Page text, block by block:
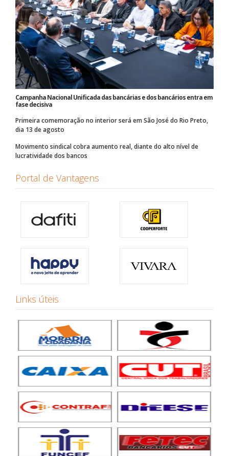
Campanha Nacional Unificada das bancárias e dos bancários entra em
fase decisiva
Primeira comemoração no interior será em São José do Rio Preto,
dia 13 de agosto
Movimento sindical cobra aumento real, diante do alto nível de
lucratividade dos bancos
Portal de Vantagens
Links úteis